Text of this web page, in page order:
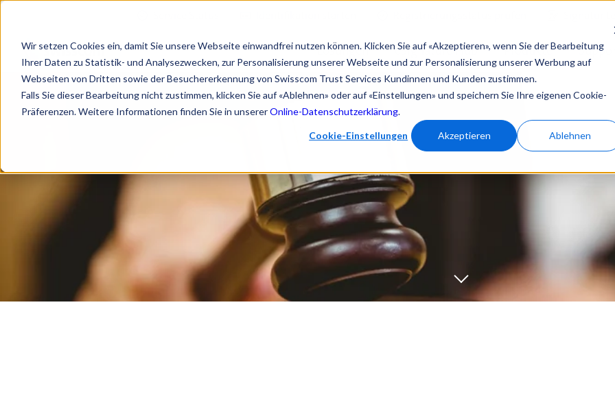
Wir setzen Cookies ein, damit Sie unsere Webseite einwandfrei nutzen können. Klicken Sie auf «Akzeptieren», wenn Sie der Bearbeitung
Ihrer Daten zu Statistik- und Analysezwecken, zur Personalisierung unserer Webseite und zur Personalisierung unserer Werbung auf
Webseiten von Dritten sowie der Besuchererkennung von Swisscom Trust Services Kundinnen und Kunden zustimmen.
Falls Sie dieser Bearbeitung nicht zustimmen, klicken Sie auf «Ablehnen» oder auf «Einstellungen» und speichern Sie Ihre eigenen Cookie-
Präferenzen. Weitere Informationen finden Sie in unsererOnline-Datenschutzerklärung.
Cookie-Einstellungen Akzeptieren Ablehnen
Lösungen eSignature Hub Produkte